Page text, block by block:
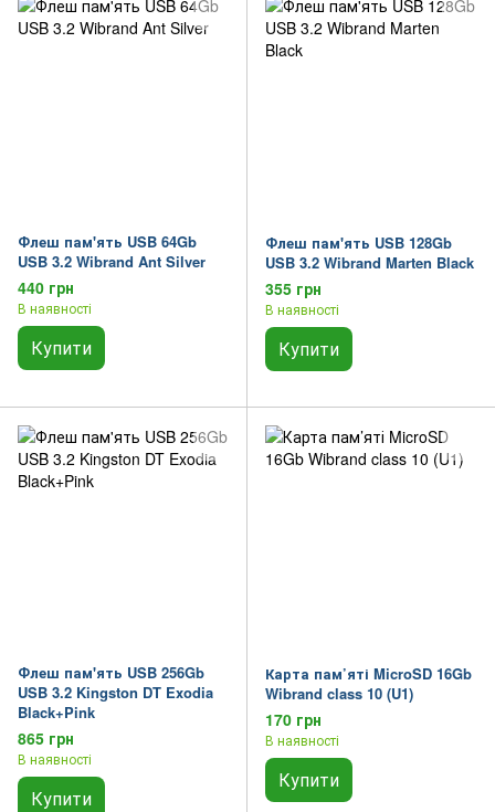
Флеш пам'ять USB 64Gb
USB 3.2 Wibrand Ant Silver
440 грн
В наявності
Купити
Флеш пам'ять USB 128Gb
USB 3.2 Wibrand Marten Black
355 грн
В наявності
Купити
Флеш пам'ять USB 256Gb
USB 3.2 Kingston DT Exodia
Black+Pink
865 грн
В наявності
Купити
Карта пам’яті MicroSD 16Gb
Wibrand class 10 (U1)
170 грн
В наявності
Купити